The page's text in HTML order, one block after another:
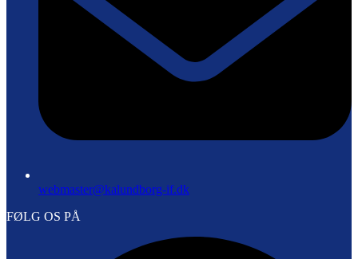
webmaster@kalundborg-if.dk
FØLG OS PÅ